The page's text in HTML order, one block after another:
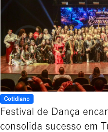
Cotidiano
Festival de Dança
consolida sucesso em